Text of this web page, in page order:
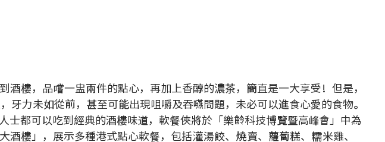
酒樓，品嚐一盅兩件的點心，再加上香醇的濃茶，簡直是一大享受！但是，
牙力未如從前，甚至可能出現咀嚼及吞嚥問題，未必可以進食心愛的食物。
士都可以吃到經典的酒樓味道，軟餐俠將於「樂齡科技博覽暨高峰會」中為
酒樓」，展示多種港式點心軟餐，包括灌湯餃、燒賣、蘿蔔糕、糯米雞、